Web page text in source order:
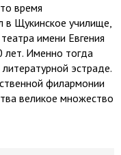
время
в Щукинское училище,
имени Евгения
лет. Именно тогда
эстраде.
филармонии
великое множество